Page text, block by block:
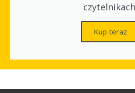
Kup teraz